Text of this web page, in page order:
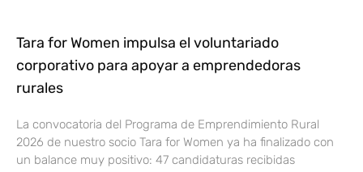
Tara for Women impulsa el voluntariado
corporativo para apoyar a emprendedoras
rurales
La convocatoria del Programa de Emprendimiento Rural
2026 de nuestro socio Tara for Women ya ha finalizado con
un balance muy positivo: 47 candidaturas recibidas